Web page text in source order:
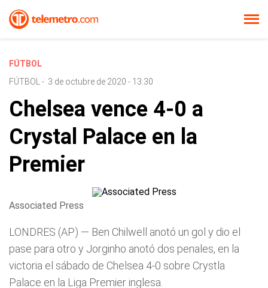
FÚTBOL
FÚTBOL
- 3 de octubre de 2020 - 13:30
Chelsea vence 4-0 a
Crystal Palace en la
Premier
Associated Press
LONDRES (AP) — Ben Chilwell anotó un gol y dio el
pase para otro y Jorginho anotó dos penales, en la
victoria el sábado de Chelsea 4-0 sobre Crystla
Palace en la Liga Premier inglesa.